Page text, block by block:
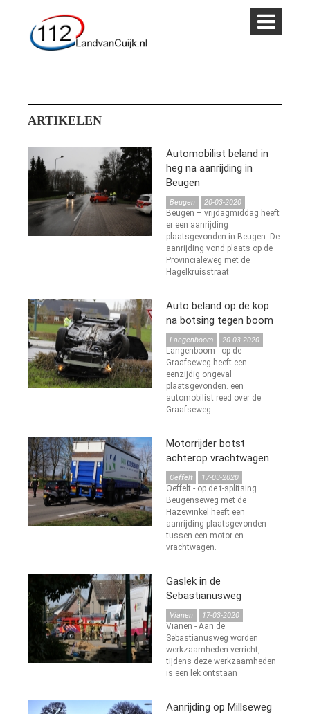
ARTIKELEN
Automobilist beland in
heg na aanrijding in
Beugen
Beugen 20-03-2020
Beugen – vrijdagmiddag heeft
er een aanrijding
plaatsgevonden in Beugen. De
aanrijding vond plaats op de
Provincialeweg met de
Hagelkruisstraat
Auto beland op de kop
na botsing tegen boom
Langenboom 20-03-2020
Langenboom - op de
Graafseweg heeft een
eenzijdig ongeval
plaatsgevonden. een
automobilist reed over de
Graafseweg
Motorrijder botst
achterop vrachtwagen
Oeffelt 17-03-2020
Oeffelt - op de t-splitsing
Beugenseweg met de
Hazewinkel heeft een
aanrijding plaatsgevonden
tussen een motor en
vrachtwagen.
Gaslek in de
Sebastianusweg
Vianen 17-03-2020
Vianen - Aan de
Sebastianusweg worden
werkzaamheden verricht,
tijdens deze werkzaamheden
is een lek ontstaan
Aanrijding op Millseweg